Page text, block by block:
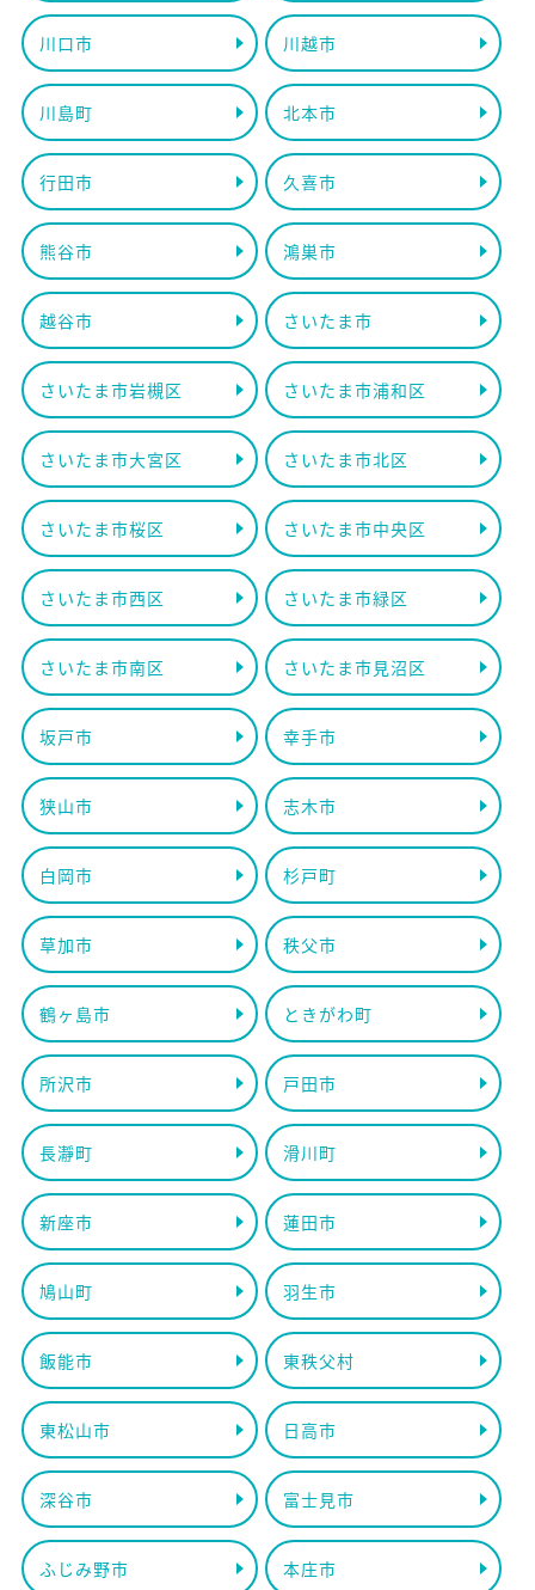
川口市 川越市
川島町 北本市
行田市 久喜市
熊谷市 鴻巣市
越谷市 さいたま市
さいたま市岩槻区 さいたま市浦和区
さいたま市大宮区 さいたま市北区
さいたま市桜区 さいたま市中央区
さいたま市西区 さいたま市緑区
さいたま市南区 さいたま市見沼区
坂戸市 幸手市
狭山市 志木市
白岡市 杉戸町
草加市 秩父市
鶴ヶ島市 ときがわ町
所沢市 戸田市
長瀞町 滑川町
新座市 蓮田市
鳩山町 羽生市
飯能市 東秩父村
東松山市 日高市
深谷市 富士見市
ふじみ野市 本庄市